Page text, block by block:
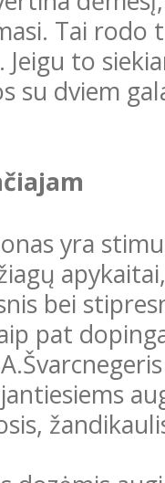
Tai
Jeigu to
su dviem
bei
pat